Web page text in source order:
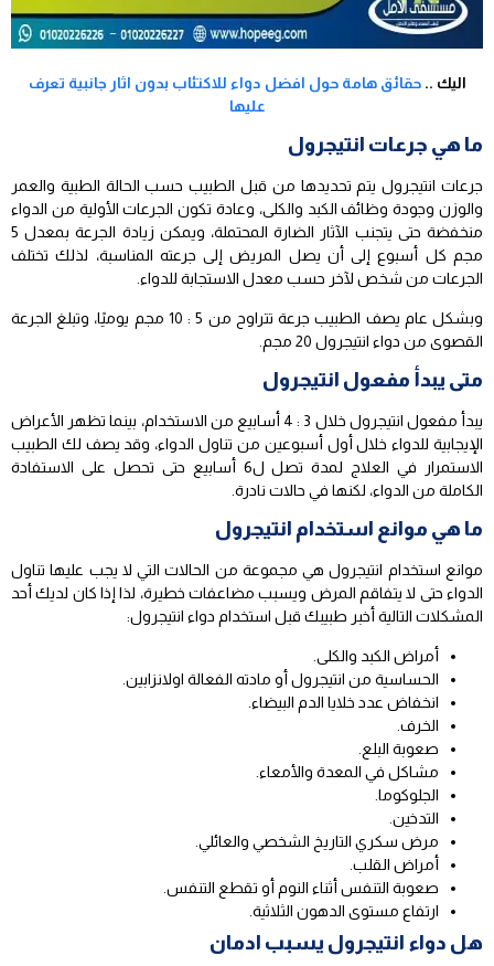
اليك ..حقائق هامة حول افضل دواء للاكتئاب بدون اثار جانبية تعرف
عليها
ما هي جرعات انتيجرول
جرعات انتيجرول يتم تحديدها من قبل الطبيب حسب الحالة الطبية والعمر
والوزن وجودة وظائف الكبد والكلى، وعادة تكون الجرعات الأولية من الدواء
منخفضة حتى يتجنب الآثار الضارة المحتملة، ويمكن زيادة الجرعة بمعدل 5
مجم كل أسبوع إلى أن يصل المريض إلى جرعته المناسبة، لذلك تختلف
الجرعات من شخص لآخر حسب معدل الاستجابة للدواء.
وبشكل عام يصف الطبيب جرعة تتراوح من 5 : 10 مجم يوميًا، وتبلغ الجرعة
القصوى من دواء انتيجرول 20 مجم.
متى يبدأ مفعول انتيجرول
يبدأ مفعول انتيجرول خلال 3 : 4 أسابيع من الاستخدام، بينما تظهر الأعراض
الإيجابية للدواء خلال أول أسبوعين من تناول الدواء، وقد يصف لك الطبيب
الاستمرار في العلاج لمدة تصل ل6 أسابيع حتى تحصل على الاستفادة
الكاملة من الدواء، لكنها في حالات نادرة.
ما هي موانع استخدام انتيجرول
موانع استخدام انتيجرول هي مجموعة من الحالات التي لا يجب عليها تناول
الدواء حتى لا يتفاقم المرض ويسبب مضاعفات خطيرة، لذا إذا كان لديك أحد
المشكلات التالية أخبر طبيبك قبل استخدام دواء انتيجرول:
أمراض الكبد والكلى.
الحساسية من انتيجرول أو مادته الفعالة اولانزابين.
انخفاض عدد خلايا الدم البيضاء.
الخرف.
صعوبة البلع.
مشاكل في المعدة والأمعاء.
الجلوكوما.
التدخين.
مرض سكري التاريخ الشخصي والعائلي.
أمراض القلب.
صعوبة التنفس أثناء النوم أو تقطع التنفس.
ارتفاع مستوى الدهون الثلاثية.
هل دواء انتيجرول يسبب ادمان